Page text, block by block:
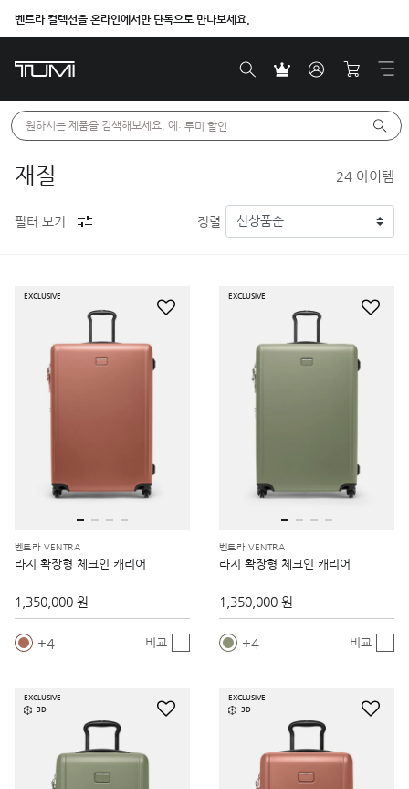
벤트라 컬렉션을 온라인에서만 단독으로 만나보세요.
원하시는 제품을 검색해보세요. 예: 투미 할인
재질 24 아이템
필터 보기 정렬
EXCLUSIVE
벤트라 VENTRA
라지 확장형 체크인 캐리어
1,350,000 원
4 비교
EXCLUSIVE
벤트라 VENTRA
라지 확장형 체크인 캐리어
1,350,000 원
4 비교
EXCLUSIVE
3D
EXCLUSIVE
3D